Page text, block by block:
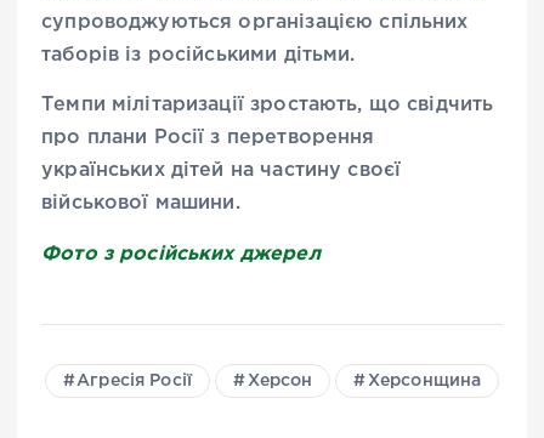
супроводжуються організацією спільних
таборів із російськими дітьми.
Темпи мілітаризації зростають, що свідчить
про плани Росії з перетворення
українських дітей на частину своєї
військової машини.
Фото з російських джерел
Агресія Росії Херсон Херсонщина